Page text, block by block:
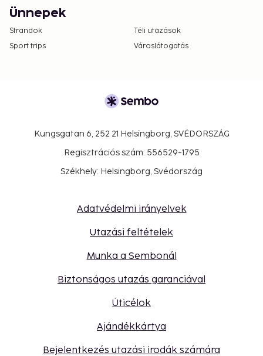
Ünnepek
Strandok
Téli utazások
Sport trips
Városlátogatás
Kungsgatan 6, 252 21 Helsingborg, SVÉDORSZÁG
Regisztrációs szám: 556529-1795
Székhely: Helsingborg, Svédország
Adatvédelmi irányelvek
Utazási feltételek
Munka a Sembonál
Biztonságos utazás garanciával
Úticélok
Ajándékkártya
Bejelentkezés utazási irodák számára